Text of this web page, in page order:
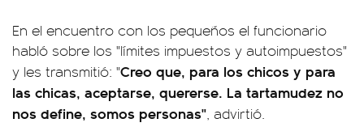
En el encuentro con los pequeños el funcionario
habló sobre los "límites impuestos y autoimpuestos"
y les transmitió: "Creo que, para los chicos y para
las chicas, aceptarse, quererse. La tartamudez no
nos define, somos personas", advirtió.